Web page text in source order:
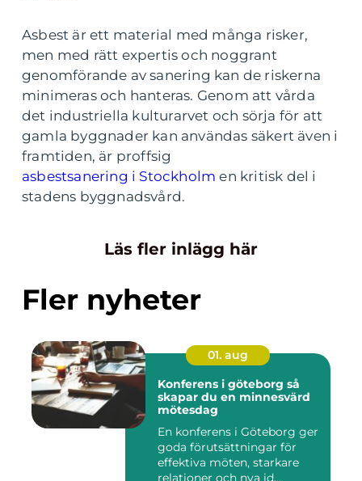
Asbest är ett material med många risker,
men med rätt expertis och noggrant
genomförande av sanering kan de riskerna
minimeras och hanteras. Genom att vårda
det industriella kulturarvet och sörja för att
gamla byggnader kan användas säkert även i
framtiden, är proffsig
asbestsanering i Stockholm en kritisk del i
stadens byggnadsvård.
Läs fler inlägg här
Fler nyheter
01. aug
Konferens i göteborg så
skapar du en minnesvärd
mötesdag
En konferens i Göteborg ger
goda förutsättningar för
effektiva möten, starkare
relationer och nya id...